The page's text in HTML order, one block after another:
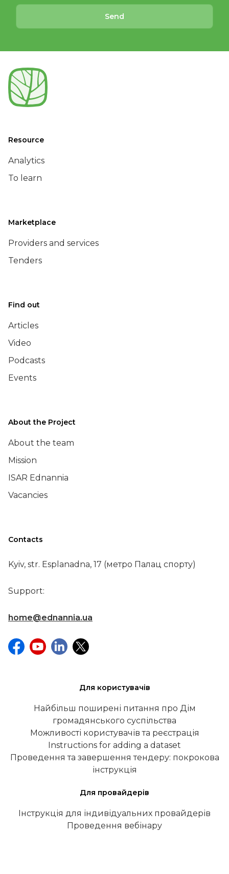
Send
Resource
Analytics
To learn
Marketplace
Providers and services
Tenders
Find out
Articles
Video
Podcasts
Events
About the Project
About the team
Mission
ISAR Ednannia
Vacancies
Contacts
Kyiv, str. Esplanadna, 17 (метро Палац спорту)
Support:
home@ednannia.ua
Для користувачів
Найбільш поширені питання про Дім
громадянського суспільства
Можливості користувачів та реєстрація
Instructions for adding a dataset
Проведення та завершення тендеру: покрокова
інструкція
Для провайдерів
Інструкція для індивідуальних провайдерів
Проведення вебінару